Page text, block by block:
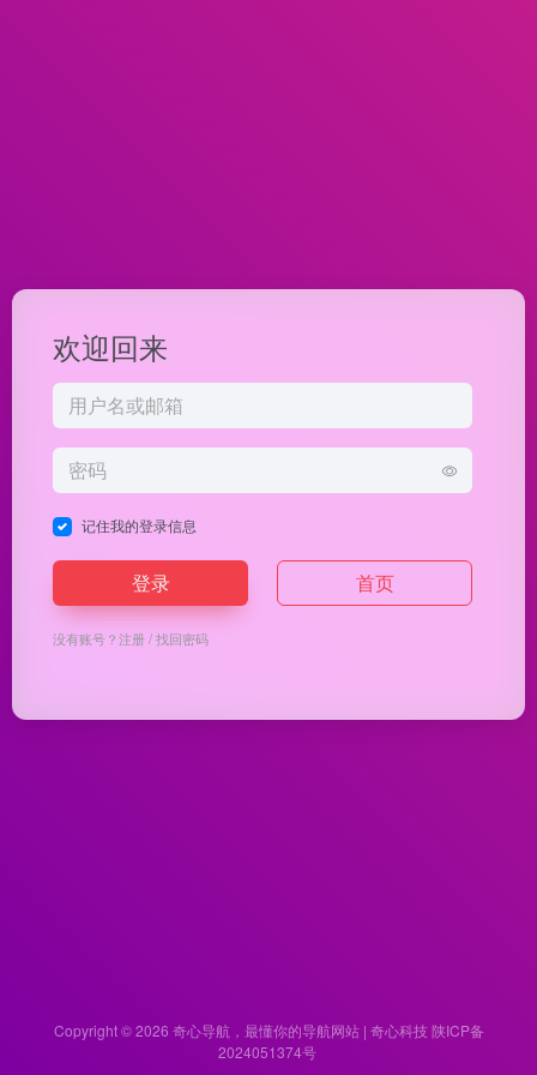
欢迎回来
记住我的登录信息
登录 首页
没有账号？注册/找回密码
Copyright © 2026 奇心导航，最懂你的导航网站 | 奇心科技 陕ICP备
2024051374号